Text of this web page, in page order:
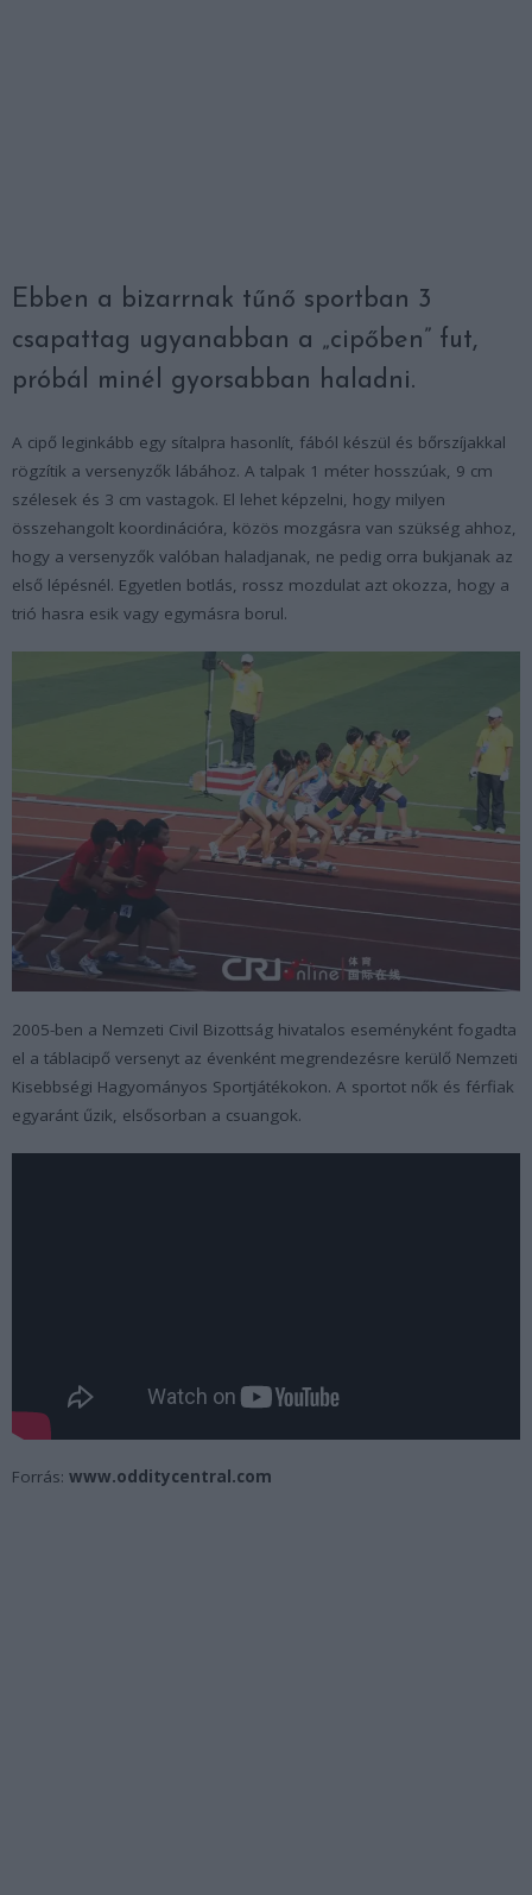
Ebben a bizarrnak tűnő sportban 3
csapattag ugyanabban a „cipőben” fut,
próbál minél gyorsabban haladni.
A cipő leginkább egy sítalpra hasonlít, fából készül és bőrszíjakkal
rögzítik a versenyzők lábához. A talpak 1 méter hosszúak, 9 cm
szélesek és 3 cm vastagok. El lehet képzelni, hogy milyen
összehangolt koordinációra, közös mozgásra van szükség ahhoz,
hogy a versenyzők valóban haladjanak, ne pedig orra bukjanak az
első lépésnél. Egyetlen botlás, rossz mozdulat azt okozza, hogy a
trió hasra esik vagy egymásra borul.
2005-ben a Nemzeti Civil Bizottság hivatalos eseményként fogadta
el a táblacipő versenyt az évenként megrendezésre kerülő Nemzeti
Kisebbségi Hagyományos Sportjátékokon. A sportot nők és férfiak
egyaránt űzik, elsősorban a csuangok.
Forrás: www.odditycentral.com